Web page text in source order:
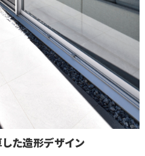
た造形デザイン